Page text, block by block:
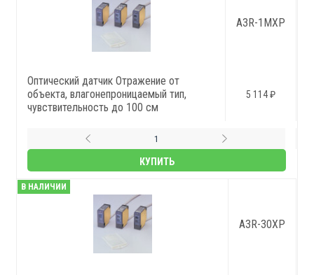
A3R-1MXP
Оптический датчик Отражение от
объекта, влагонепроницаемый тип,
чувствительность до 100 см
5 114 ₽
КУПИТЬ
В НАЛИЧИИ
A3R-30XP